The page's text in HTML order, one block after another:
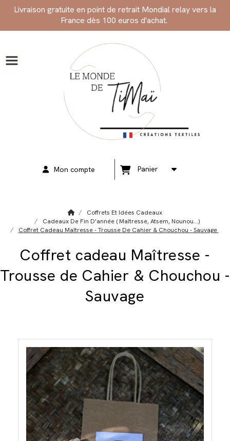
Livraison gratuite en point de retrait Mondial relay vers la
France dès 100 euros d'achat.
Mon compte Panier
Coffrets Et Idées Cadeaux
Cadeaux De Fin D'année ( Maîtresse, Atsem, Nounou...)
Coffret Cadeau Maîtresse - Trousse De Cahier & Chouchou - Sauvage
Coffret cadeau Maîtresse -
Trousse de Cahier & Chouchou -
Sauvage